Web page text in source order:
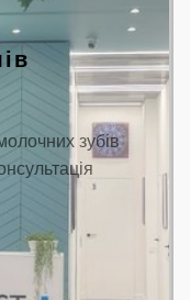
зубів